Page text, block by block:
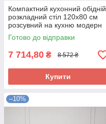
Компактний кухонний обідній
розкладний стіл 120х80 см
розсувний на кухню модерн
на одній ніжці ЛДСП Forest
Готово до відправки
7 714,80 ₴ 8 572 ₴
Купити
–10%